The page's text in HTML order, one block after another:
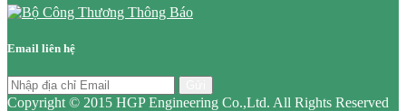
Email liên hệ
Copyright © 2015 HGP Engineering Co.,Ltd. All Rights Reserved